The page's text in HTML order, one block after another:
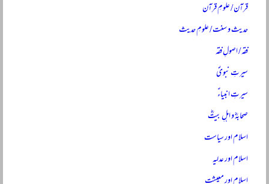
قرآن / علومِ قرآن
حدیث و سنت / علومِ حدیث
فقہ / اصولِ فقہ
سیرتِ نبویؐ
سیرتِ انبیاءؑ
صحابہؓ و اہلِ بیتؓ
اسلام اور سیاست
اسلام اور عدلیہ